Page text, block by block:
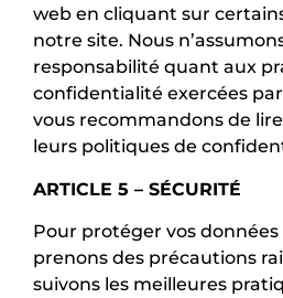
web en cliquant sur
notre site. Nous
responsabilité quant aux
confidentialité exercées
vous recommandons de
leurs politiques de
ARTICLE 5 – SÉCURITÉ
Pour protéger vos
prenons des précautions
suivons les meilleures